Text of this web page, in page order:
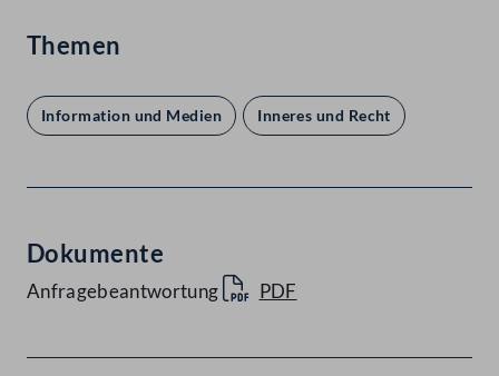
Themen
Information und Medien Inneres und Recht
Dokumente
Anfragebeantwortung PDF